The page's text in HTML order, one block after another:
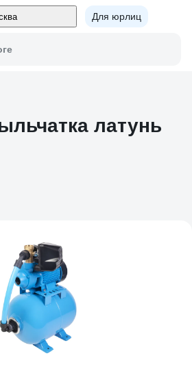
Для юрлиц
латунь